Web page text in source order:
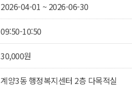
2026-04-01 ~ 2026-06-30
09:50-10:50
30,000원
계양3동 행정복지센터 2층 다목적실